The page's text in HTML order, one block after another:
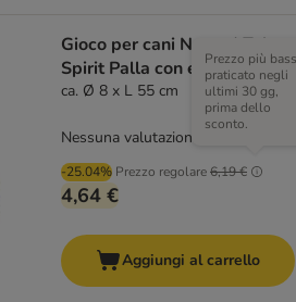
Gioco per cani Nomad Tales
Spirit Palla con elastico
ca. Ø 8 x L 55 cm
-25.04% Prezzo regolare6,19 €
Prezzo più
praticato negli
ultimi 30 gg,
prima dello
sconto.
4,64 €
Nessuna valutazione
Aggiungi al carrello